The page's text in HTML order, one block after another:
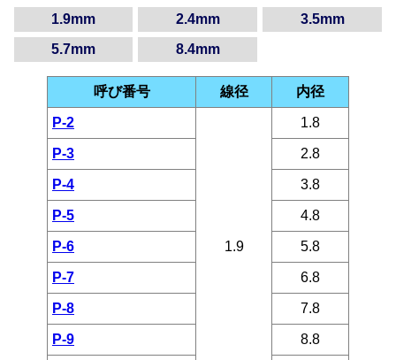
1.9mm
2.4mm
3.5mm
5.7mm
8.4mm
呼び番号 線径 内径
P-2
1.9
1.8
P-3 2.8
P-4 3.8
P-5 4.8
P-6 5.8
P-7 6.8
P-8 7.8
P-9 8.8